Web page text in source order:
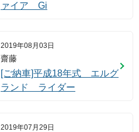
ァイア Gi
2019年08月03日
齋藤
[ご納車]平成18年式 エルグ
ランド ライダー
2019年07月29日